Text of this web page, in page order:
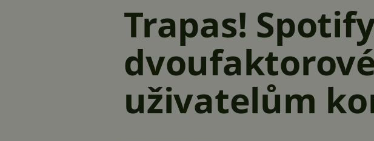
Trapas!
uživatelům